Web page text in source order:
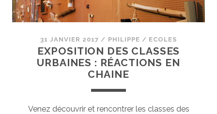
31 JANVIER 2017 / PHILIPPE / ECOLES
EXPOSITION DES CLASSES
URBAINES : RÉACTIONS EN
CHAINE
Venez découvrir et rencontrer les classes des